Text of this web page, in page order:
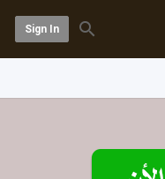
Sign In